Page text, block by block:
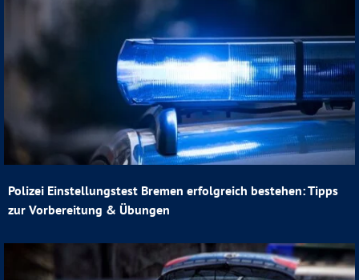
Polizei Einstellungstest Bremen erfolgreich bestehen: Tipps
zur Vorbereitung & Übungen